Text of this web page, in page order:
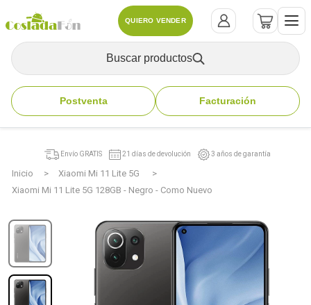
QUIERO VENDER
Buscar productos
Postventa Facturación
Inicio
Xiaomi Mi 11 Lite 5G
Xiaomi Mi 11 Lite 5G 128GB - Negro - Como Nuevo
Envío GRATIS 21 días de devolución 3 años de garantía